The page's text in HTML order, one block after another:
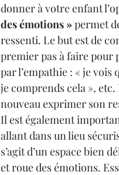
donner à votre enfant
des émotions » permet
ressenti. Le but est de
premier pas à faire pour
par l’empathie : « je
je comprends cela »,
nouveau exprimer son
Il est également
allant dans un lieu
s’agit d’un espace bien
et roue des émotions.